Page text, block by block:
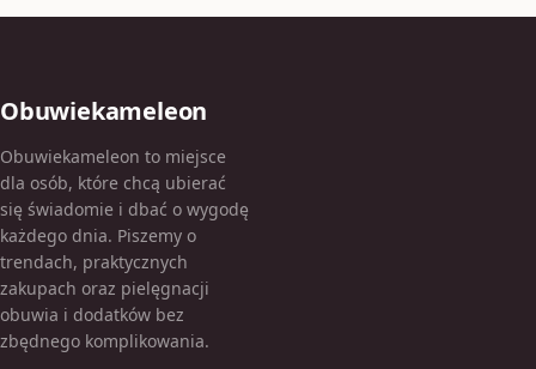
Obuwiekameleon
Obuwiekameleon to miejsce
dla osób, które chcą ubierać
się świadomie i dbać o wygodę
każdego dnia. Piszemy o
trendach, praktycznych
zakupach oraz pielęgnacji
obuwia i dodatków bez
zbędnego komplikowania.